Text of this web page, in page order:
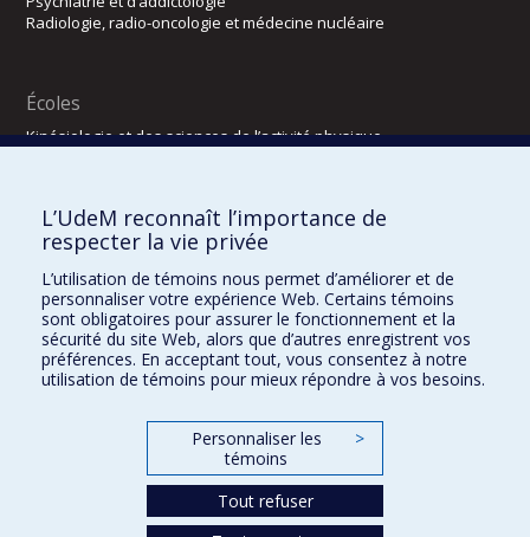
Radiologie, radio-oncologie et médecine nucléaire
Écoles
Kinésiologie et des sciences de l’activité physique
Directions
DPC
CPASS
Éthique clinique
L’UdeM reconnaît l’importance de
respecter la vie privée
L’utilisation de témoins nous permet d’améliorer et de
personnaliser votre expérience Web. Certains témoins
sont obligatoires pour assurer le fonctionnement et la
sécurité du site Web, alors que d’autres enregistrent vos
préférences. En acceptant tout, vous consentez à notre
utilisation de témoins pour mieux répondre à vos besoins.
Personnaliser les
témoins
>
Tout refuser